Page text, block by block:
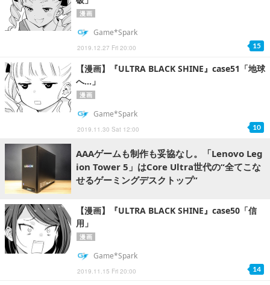
漫画
2019.12.27 Fri 20:00
Game*Spark
15
【漫画】『ULTRA BLACK SHINE』case51「地球
へ…」
漫画
2019.11.30 Sat 12:00
Game*Spark
10
AAAゲームも制作も妥協なし。「Lenovo Leg
ion Tower 5」はCore Ultra世代の“全てこな
せるゲーミングデスクトップ”
【漫画】『ULTRA BLACK SHINE』case50「信
用」
漫画
2019.11.15 Fri 20:00
Game*Spark
14